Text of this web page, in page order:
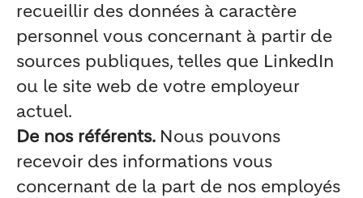
recueillir des données à caractère
personnel vous concernant à partir de
sources publiques, telles que LinkedIn
ou le site web de votre employeur
actuel.
De nos référents. Nous pouvons
recevoir des informations vous
concernant de la part de nos employés